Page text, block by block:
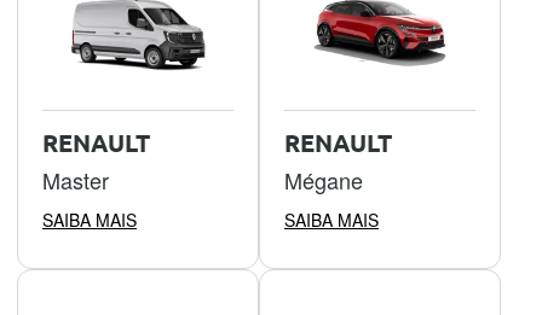
RENAULT
Master
SAIBA MAIS
RENAULT
Mégane
SAIBA MAIS